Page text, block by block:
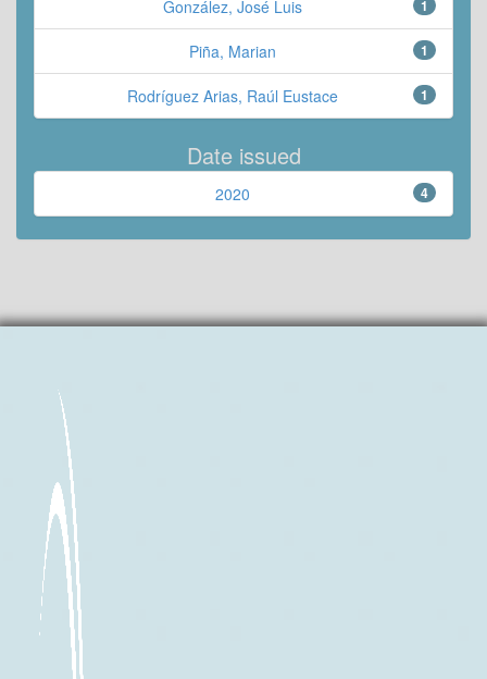
1
González, José Luis
1
Piña, Marian
1
Rodríguez Arias, Raúl Eustace
Date issued
4
2020